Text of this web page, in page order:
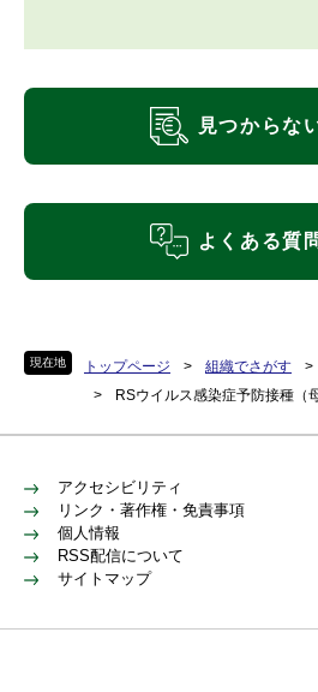
現在地 トップページ > 組織でさがす >
>
RSウイルス感染症予防接種（
見つからな
よくある質
アクセシビリティ
リンク・著作権・免責事項
個人情報
RSS配信について
サイトマップ